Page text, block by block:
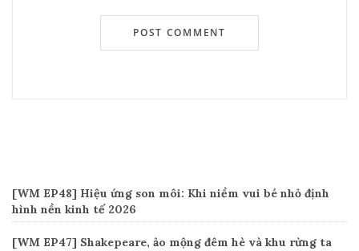
[WM EP48] Hiệu ứng son môi: Khi niềm vui bé nhỏ định
hình nền kinh tế 2026
[WM EP47] Shakepeare, ảo mộng đêm hè và khu rừng ta